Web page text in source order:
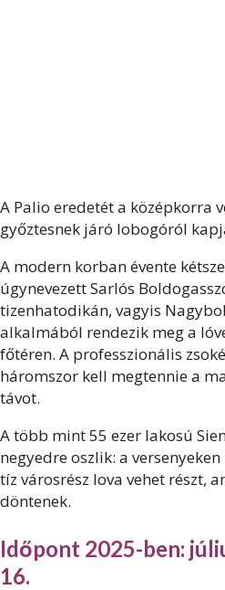
A Palio eredetét a középkorra
győztesnek járó lobogóról
A modern korban évente
úgynevezett Sarlós
tizenhatodikán, vagyis
alkalmából rendezik meg a
főtéren. A professzionális
háromszor kell megtennie a
távot.
A több mint 55 ezer lakosú
negyedre oszlik: a
tíz városrész lova vehet részt,
döntenek.
Időpont 2025-ben:
16.